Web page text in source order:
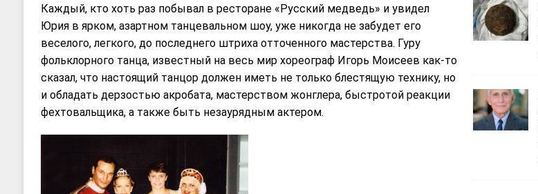
Каждый, кто хоть раз побывал в ресторане «Русский медведь» и увидел
Юрия в ярком, азартном танцевальном шоу, уже никогда не забудет его
веселого, легкого, до последнего штриха отточенного мастерства. Гуру
фольклорного танца, известный на весь мир хореограф Игорь Моисеев как-то
сказал, что настоящий танцор должен иметь не только блестящую технику, но
и обладать дерзостью акробата, мастерством жонглера, быстротой реакции
фехтовальщика, а также быть незаурядным актером.